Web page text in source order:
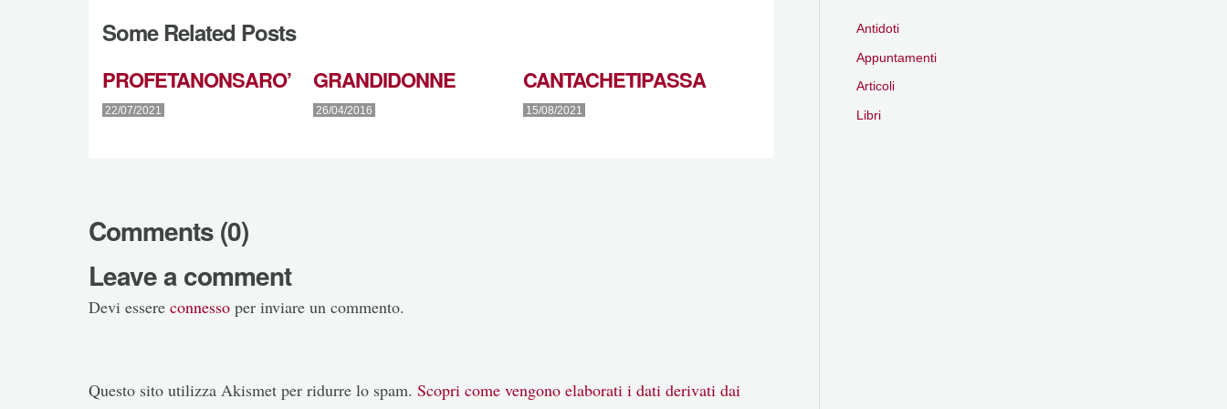
Some Related Posts
PROFETANONSARO’
22/07/2021
GRANDIDONNE
26/04/2016
CANTACHETIPASSA
15/08/2021
Comments (0)
Leave a comment
Devi essere connesso per inviare un commento.
Questo sito utilizza Akismet per ridurre lo spam. Scopri come vengono elaborati i dati derivati dai
Antidoti
Appuntamenti
Articoli
Libri